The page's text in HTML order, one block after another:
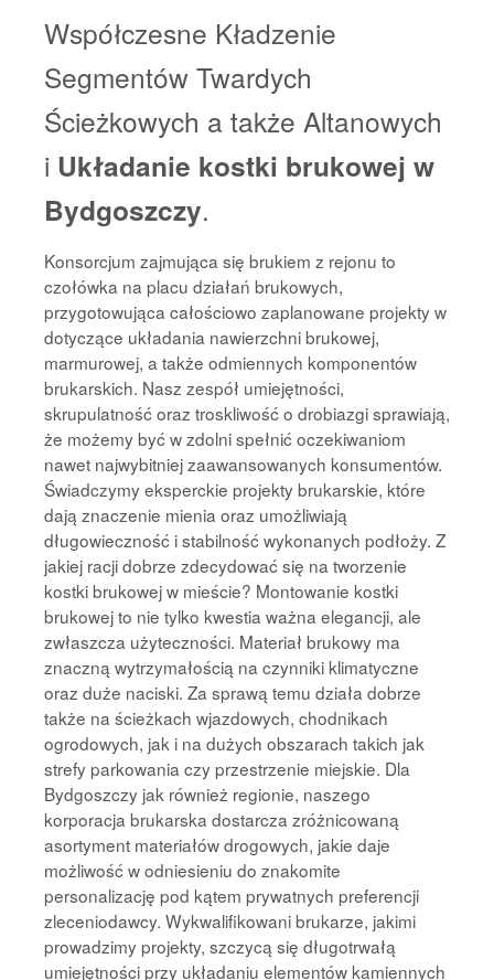
Współczesne Kładzenie
Segmentów Twardych
Ścieżkowych a także Altanowych
i Układanie kostki brukowej w
Bydgoszczy.
Konsorcjum zajmująca się brukiem z rejonu to
czołówka na placu działań brukowych,
przygotowująca całościowo zaplanowane projekty w
dotyczące układania nawierzchni brukowej,
marmurowej, a także odmiennych komponentów
brukarskich. Nasz zespół umiejętności,
skrupulatność oraz troskliwość o drobiazgi sprawiają,
że możemy być w zdolni spełnić oczekiwaniom
nawet najwybitniej zaawansowanych konsumentów.
Świadczymy eksperckie projekty brukarskie, które
dają znaczenie mienia oraz umożliwiają
długowieczność i stabilność wykonanych podłoży. Z
jakiej racji dobrze zdecydować się na tworzenie
kostki brukowej w mieście? Montowanie kostki
brukowej to nie tylko kwestia ważna elegancji, ale
zwłaszcza użyteczności. Materiał brukowy ma
znaczną wytrzymałością na czynniki klimatyczne
oraz duże naciski. Za sprawą temu działa dobrze
także na ścieżkach wjazdowych, chodnikach
ogrodowych, jak i na dużych obszarach takich jak
strefy parkowania czy przestrzenie miejskie. Dla
Bydgoszczy jak również regionie, naszego
korporacja brukarska dostarcza zróżnicowaną
asortyment materiałów drogowych, jakie daje
możliwość w odniesieniu do znakomite
personalizację pod kątem prywatnych preferencji
zleceniodawcy. Wykwalifikowani brukarze, jakimi
prowadzimy projekty, szczycą się długotrwałą
umiejętności przy układaniu elementów kamiennych